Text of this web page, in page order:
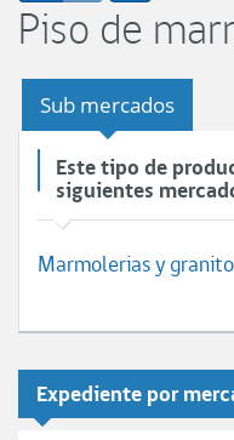
Piso de
Sub mercados
Este tipo de
siguientes
Marmolerias y granito
Expediente por